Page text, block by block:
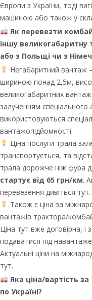
Європи з України, тоді
машиною або також у
Як перевезти
іншу великогабаритну
або з Польщі чи з
Негабаритний вантаж
шириною понад 2,5м,
великогабаритних
залученням спеціального
використовуються
вантажопідйомності.
Ціна послуги трала
транспортується, та
трала дорожче ніж фура
стартує від 65 грн/км.
перевезення дивіться тут.
Також є ціна за
вантажів трактора/
Ціна тут вже договірна,
подаватися під
Актуальні ціни на
тут.
Яка ціна/вартість
по Україні?